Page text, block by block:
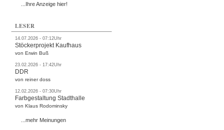
...Ihre Anzeige hier!
LESER
14.07.2026 - 07:12Uhr
Stöckerprojekt Kaufhaus
von Erwin Buß
23.02.2026 - 17:42Uhr
DDR
von reiner doss
12.02.2026 - 07:30Uhr
Farbgestaltung Stadthalle
von Klaus Rodominsky
...mehr Meinungen